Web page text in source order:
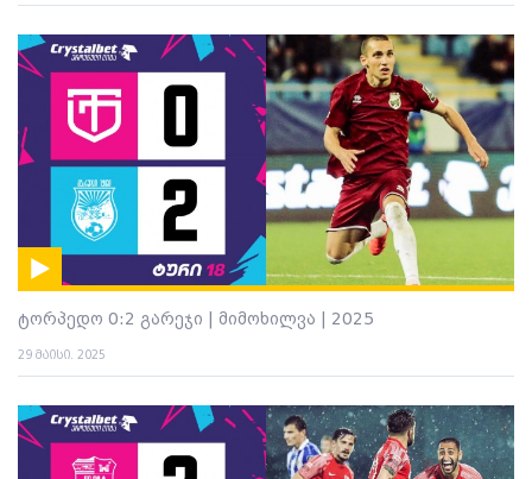
ტორპედო 0:2 გარეჯი | მიმოხილვა | 2025
29 მაისი. 2025